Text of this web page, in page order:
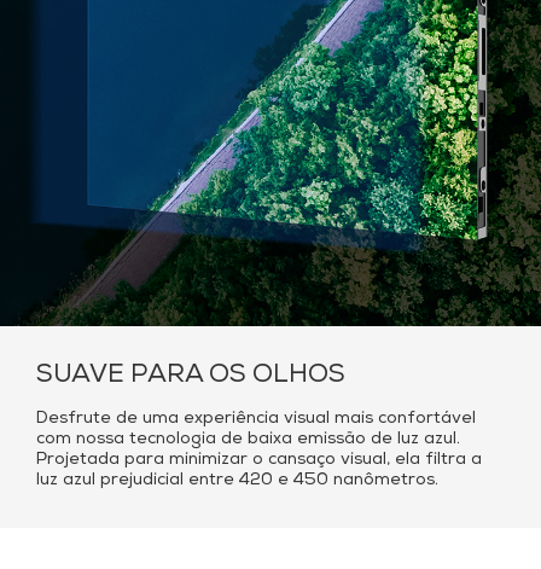
SUAVE PARA OS OLHOS
Desfrute de uma experiência visual mais confortável
com nossa tecnologia de baixa emissão de luz azul.
Projetada para minimizar o cansaço visual, ela filtra a
luz azul prejudicial entre 420 e 450 nanômetros.